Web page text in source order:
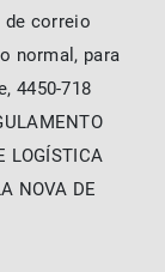
de correio
normal, para
4450-718
LOGÍSTICA
NOVA DE